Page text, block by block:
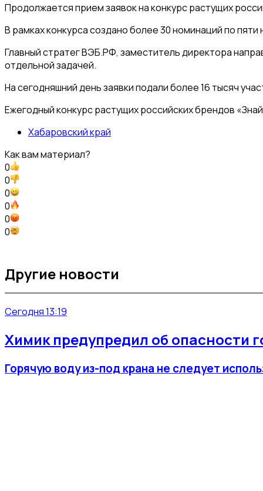
Продолжается прием заявок на конкурс растущих
В рамках конкурса создано более 30 номинаций по
Главный стратег ВЭБ.РФ, заместитель директора
отдельной задачей.
На сегодняшний день заявки подали более 16 тысяч
Ежегодный конкурс растущих российских брендов
Хабаровский край
Как вам материал?
0
0
0
0
0
0
Другие новости
Сегодня 13:19
Химик предупредил об опасности
Горячую воду из-под крана не следует